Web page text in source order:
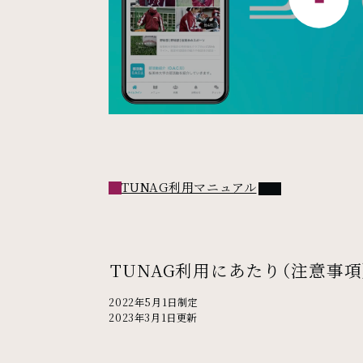
TUNAG利用マニュアルPDFファイル
TUNAG利用にあたり（注意事項
2022年5月1日制定
2023年3月1日更新